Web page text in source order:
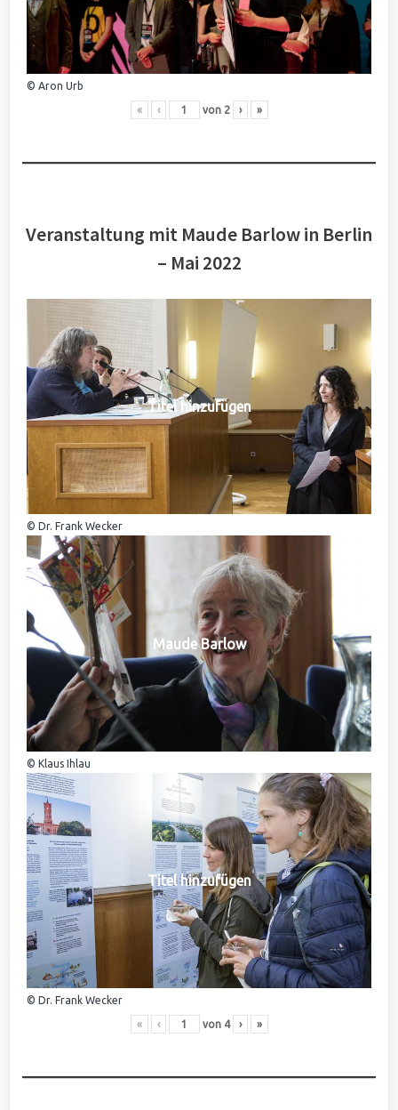
© Aron Urb
« ‹ von 2 › »
Veranstaltung mit Maude Barlow in Berlin
– Mai 2022
Titel hinzufügen
© Dr. Frank Wecker
Maude Barlow
© Klaus Ihlau
Titel hinzufügen
© Dr. Frank Wecker
« ‹ von 4 › »